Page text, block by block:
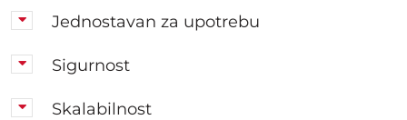
Jednostavan za upotrebu
Sigurnost
Skalabilnost